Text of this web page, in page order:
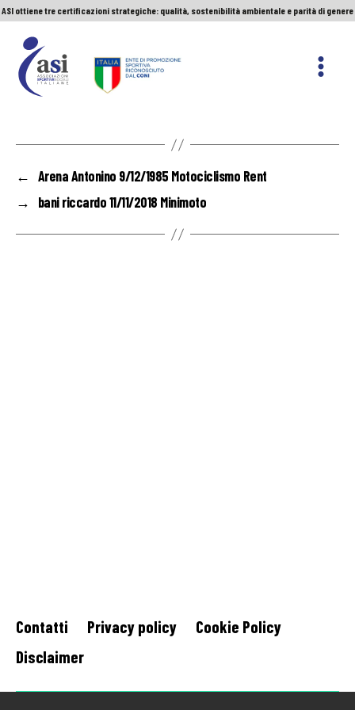
ASI ottiene tre certificazioni strategiche: qualità, sostenibilità ambientale e parità di genere
Premio Sport&Cultura: quando a vincere sono etica e valori
ASI ottiene tre certificazioni strategiche: qualità, sostenibilità ambientale e parità di genere
← Arena Antonino 9/12/1985 Motociclismo Rent
→
bani riccardo 11/11/2018 Minimoto
Contatti Privacy policy
Cookie Policy
Disclaimer